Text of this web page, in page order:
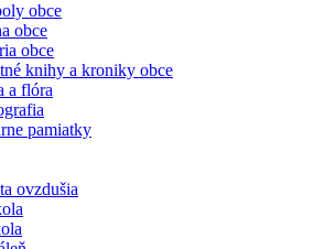
obce
obce
obce
knihy a kroniky obce
a flóra
pamiatky
ovzdušia